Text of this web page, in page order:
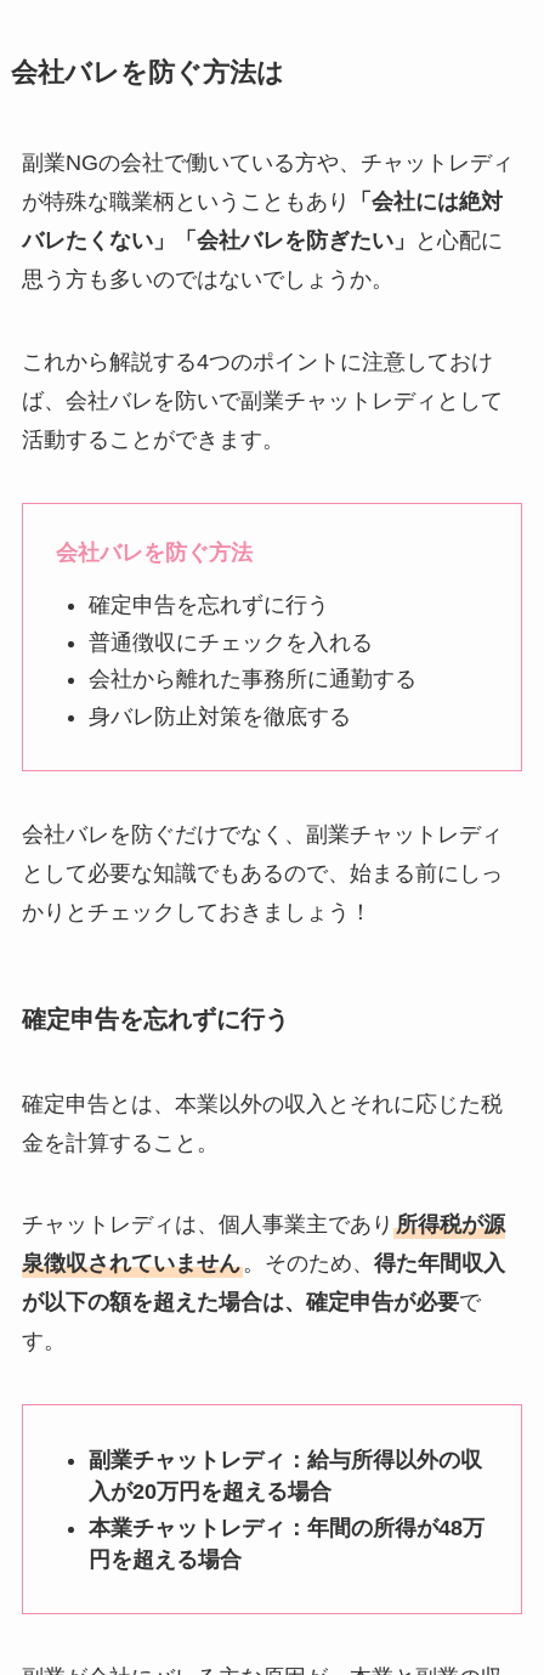
会社バレを防ぐ方法は
副業NGの会社で働いている方や、チャットレディ
が特殊な職業柄ということもあり
「会社には絶対
バレたくない」「会社バレを防ぎたい」
と心配に
思う方も多いのではないでしょうか。
これから解説する4つのポイントに注意しておけ
ば、会社バレを防いで副業チャットレディとして
活動することができます。
会社バレを防ぐ方法
確定申告を忘れずに行う
普通徴収にチェックを入れる
会社から離れた事務所に通勤する
身バレ防止対策を徹底する
会社バレを防ぐだけでなく、副業チャットレディ
として必要な知識でもあるので、始まる前にしっ
かりとチェックしておきましょう！
確定申告を忘れずに行う
確定申告とは、本業以外の収入とそれに応じた税
金を計算すること。
チャットレディは、個人事業主であり 所得税が源
泉徴収されていません。そのため、 得た年間収入
が以下の額を超えた場合は、確定申告が必要で
す。
副業チャットレディ：給与所得以外の収
入が20万円を超える場合
本業チャットレディ：年間の所得が48万
円を超える場合